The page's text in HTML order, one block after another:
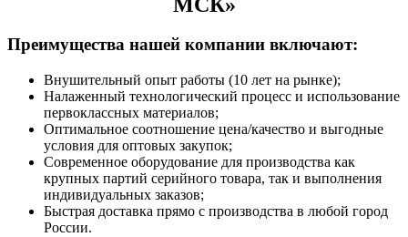
Преимущества нашей компании включают:
Внушительный опыт работы (10 лет на рынке);
Налаженный технологический процесс и использование
первоклассных материалов;
Оптимальное соотношение цена/качество и выгодные
условия для оптовых закупок;
Современное оборудование для производства как
крупных партий серийного товара, так и выполнения
индивидуальных заказов;
Быстрая доставка прямо с производства в любой город
России.